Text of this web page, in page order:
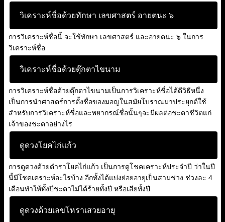
วิเคราะห์ชื่อด้วยทักษา เลขศาสตร์ อายตนะ ๖
การวิเคราะห์ชื่อนี้ จะใช้ทักษา เลขศาสตร์ และอายตนะ ๖ ในการ
วิเคราะห์ชื่อ
วิเคราะห์ชื่อด้วยตุ๊กตาไขนาม
การวิเคราะห์ชื่อด้วยตุ๊กตาไขนามเป็นการวิเคราะห์ชื่อได้ดีวิธีหนึ่ง
เป็นการนำศาสตร์การตั้งชื่อของมอญในสมัยโบราณมาประยุกต์ใช้
สำหรับการวิเคราะห์ชื่อและพยากรณ์ชื่อนั้นๆจะมีผลต่อชะตาชีวิตแก่
เจ้าของชะตาอย่างไร
ดูดวงโยคไก่แก้ว
การดูดวงด้วยตำราโยคไก่แก้ว เป็นการดูโชคเคราะห์ประจำปี ว่าในปี
นี้มีโชคเคราะห์อะไรบ้าง อีกทั้งได้แบ่งย่อยอายุเป็นสามช่วง ช่วงละ 4
เดือนทำให้ทั้งปีชะตาไม่ได้ร้ายทั้งปี หรือเสียทั้งปี
ดูดวงด้วยเลขโหราเสวยอายุ